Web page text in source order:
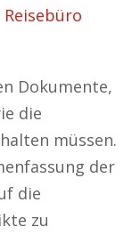
Reisebüro
Dokumente,
die
müssen.
der
die
zu